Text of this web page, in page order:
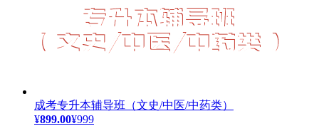
成考专升本辅导班（文史/中医/中药类）
¥899.00¥999